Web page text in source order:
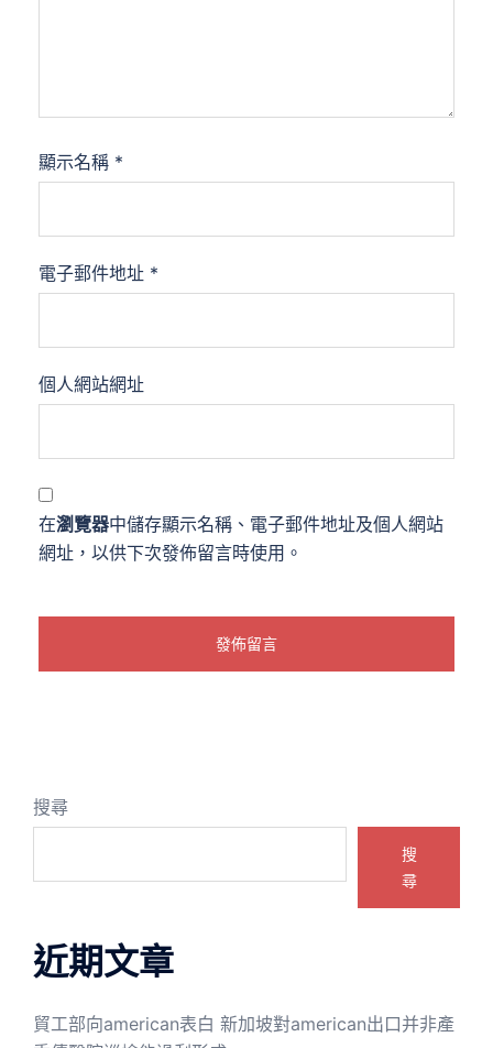
顯示名稱 *
電子郵件地址 *
個人網站網址
在瀏覽器中儲存顯示名稱、電子郵件地址及個人網站
網址，以供下次發佈留言時使用。
搜尋
搜
尋
近期文章
貿工部向american表白 新加坡對american出口并非產